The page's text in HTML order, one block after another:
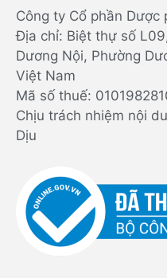
Công ty Cổ phần Dược
Địa chỉ: Biệt thự số
Dương Nội, Phường
Việt Nam
Mã số thuế:
Chịu trách nhiệm nội
Dịu